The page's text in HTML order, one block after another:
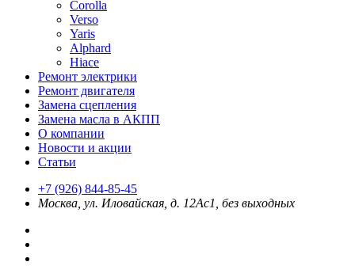
Corolla
Verso
Yaris
Alphard
Hiace
Ремонт электрики
Ремонт двигателя
Замена сцепления
Замена масла в АКПП
О компании
Новости и акции
Статьи
+7 (926) 844-85-45
Москва, ул. Иловайская, д. 12Ас1, без выходных